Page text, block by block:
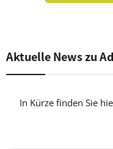
Aktuelle News zu
In Kürze finden Sie